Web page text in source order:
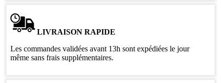
LIVRAISON RAPIDE
Les commandes validées avant 13h sont expédiées le jour
même sans frais supplémentaires.